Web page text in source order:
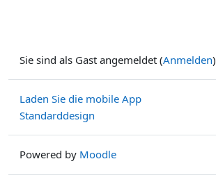
Sie sind als Gast angemeldet (Anmelden)
Laden Sie die mobile App
Standarddesign
Powered by Moodle